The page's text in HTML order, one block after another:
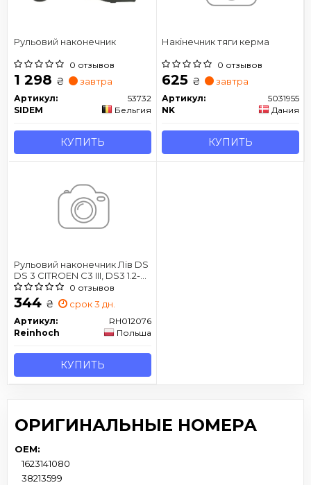
Рульовий наконечник
0 отзывов
1 298 ₴ завтра
Артикул:
53732
SIDEM
Бельгия
КУПИТЬ
Накінечник тяги керма
0 отзывов
625 ₴ завтра
Артикул:
5031955
NK
Дания
КУПИТЬ
Рульовий наконечник Лів DS
DS 3 CITROEN C3 III, DS3 1.2-
1.6D 01.12-
0 отзывов
344 ₴ срок 3 дн.
Артикул:
RH012076
Reinhoch
Польша
КУПИТЬ
ОРИГИНАЛЬНЫЕ НОМЕРА
OEM:
1623141080
38213599